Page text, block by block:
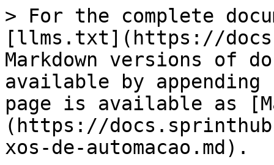
> For the complete
[llms.txt](https://
Markdown versions of
available by
page is available as
(https://
xos-de-automacao.md).